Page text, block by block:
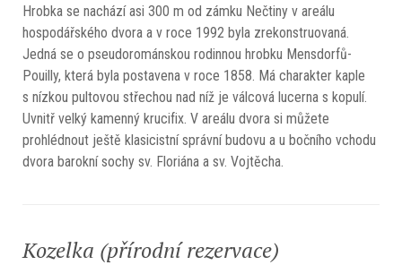
Hrobka se nachází asi 300 m od zámku Nečtiny v areálu
hospodářského dvora a v roce 1992 byla zrekonstruovaná.
Jedná se o pseudorománskou rodinnou hrobku Mensdorfů-
Pouilly, která byla postavena v roce 1858. Má charakter kaple
s nízkou pultovou střechou nad níž je válcová lucerna s kopulí.
Uvnitř velký kamenný krucifix. V areálu dvora si můžete
prohlédnout ještě klasicistní správní budovu a u bočního vchodu
dvora barokní sochy sv. Floriána a sv. Vojtěcha.
Kozelka (přírodní rezervace)